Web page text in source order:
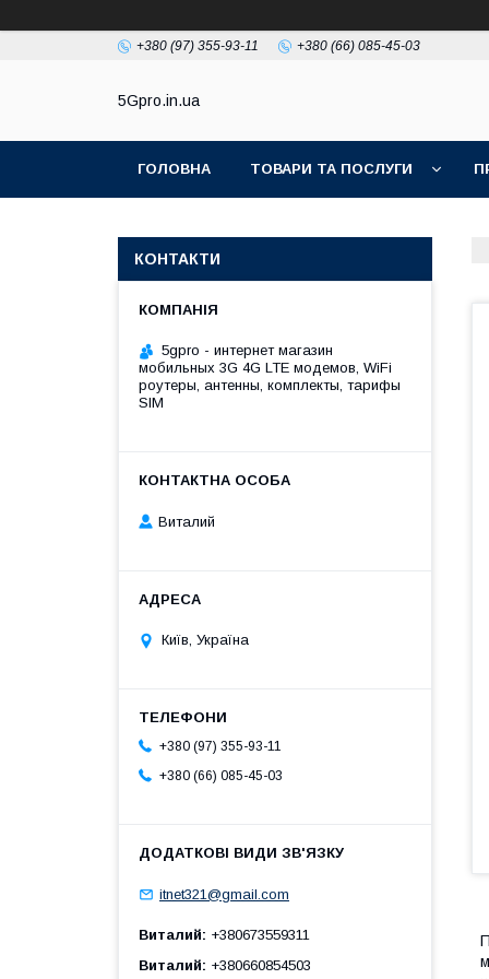
+380 (97) 355-93-11 +380 (66) 085-45-03
5Gpro.in.ua
ГОЛОВНА ТОВАРИ ТА ПОСЛУГИ
КОНТАКТИ
5gpro - интернет магазин
мобильных 3G 4G LTE модемов, WiFi
роутеры, антенны, комплекты, тарифы
SIM
Виталий
Київ, Україна
+380 (97) 355-93-11
+380 (66) 085-45-03
itnet321@gmail.com
Виталий
+380673559311
Виталий
+380660854503